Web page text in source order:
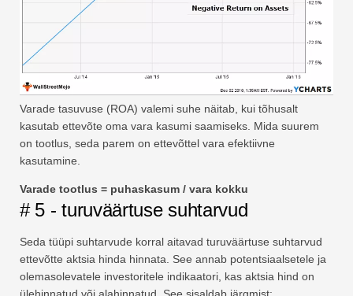
Varade tasuvuse (ROA) valemi suhe näitab, kui tõhusalt
kasutab ettevõte oma vara kasumi saamiseks. Mida suurem
on tootlus, seda parem on ettevõttel vara efektiivne
kasutamine.
Varade tootlus = puhaskasum / vara kokku
# 5 - turuväärtuse suhtarvud
Seda tüüpi suhtarvude korral aitavad turuväärtuse suhtarvud
ettevõtte aktsia hinda hinnata. See annab potentsiaalsetele ja
olemasolevatele investoritele indikaatori, kas aktsia hind on
ülehinnatud või alahinnatud. See sisaldab järgmist: